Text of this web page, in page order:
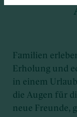
Familien
Erholung und
in einem
die Augen für
neue Freunde,